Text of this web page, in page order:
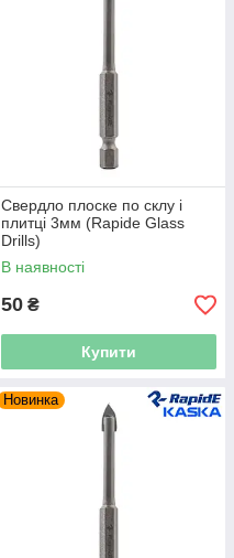
Свердло плоске по склу і
плитці 3мм (Rapide Glass
Drills)
В наявності
50 ₴
Купити
Новинка